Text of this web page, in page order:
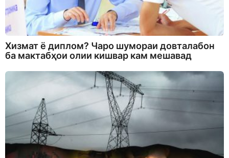
Хизмат ё диплом? Чаро шумораи довталабон
ба мактабҳои олии кишвар кам мешавад